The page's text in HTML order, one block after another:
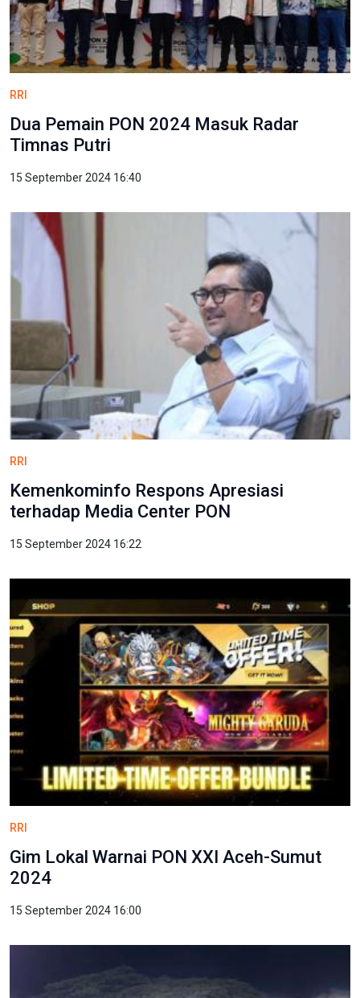
RRI
Dua Pemain PON 2024 Masuk Radar
Timnas Putri
15 September 2024 16:40
RRI
Kemenkominfo Respons Apresiasi
terhadap Media Center PON
15 September 2024 16:22
RRI
​Gim Lokal Warnai PON XXI Aceh-Sumut
2024
15 September 2024 16:00